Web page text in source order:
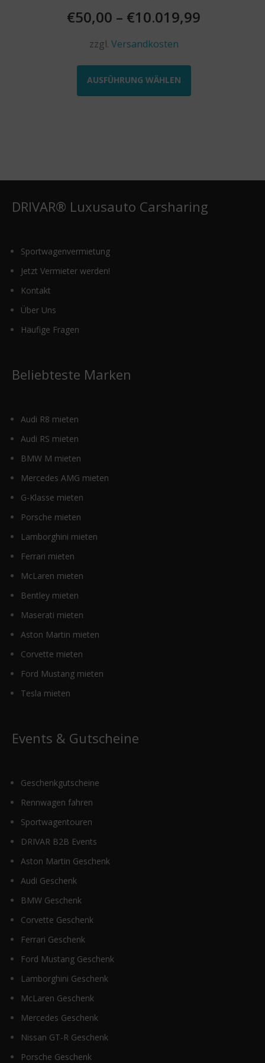
€50,00 – €10.019,99
zzgl. Versandkosten
AUSFÜHRUNG WÄHLEN
Dieses
der
Produktseite
DRIVAR® Luxusauto Carsharing
Sportwagenvermietung
Jetzt Vermieter werden!
Kontakt
Über Uns
Häufige Fragen
Beliebteste Marken
Audi R8 mieten
Audi RS mieten
BMW M mieten
Mercedes AMG mieten
G-Klasse mieten
Porsche mieten
Lamborghini mieten
Ferrari mieten
McLaren mieten
Bentley mieten
Maserati mieten
Aston Martin mieten
Corvette mieten
Ford Mustang mieten
Tesla mieten
Events & Gutscheine
Geschenkgutscheine
Rennwagen fahren
Sportwagentouren
DRIVAR B2B Events
Aston Martin Geschenk
Audi Geschenk
BMW Geschenk
Corvette Geschenk
Ferrari Geschenk
Ford Mustang Geschenk
Lamborghini Geschenk
McLaren Geschenk
Mercedes Geschenk
Nissan GT-R Geschenk
Porsche Geschenk